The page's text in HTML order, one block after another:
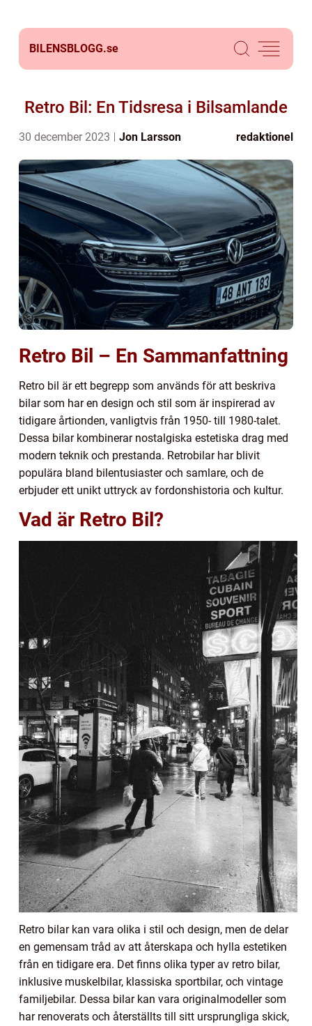
BILENSBLOGG.se
Retro Bil: En Tidsresa i Bilsamlande
30 december 2023 Jon Larsson redaktionel
Retro Bil – En Sammanfattning
Retro bil är ett begrepp som används för att beskriva
bilar som har en design och stil som är inspirerad av
tidigare årtionden, vanligtvis från 1950- till 1980-talet.
Dessa bilar kombinerar nostalgiska estetiska drag med
modern teknik och prestanda. Retrobilar har blivit
populära bland bilentusiaster och samlare, och de
erbjuder ett unikt uttryck av fordonshistoria och kultur.
Vad är Retro Bil?
Retro bilar kan vara olika i stil och design, men de delar
en gemensam tråd av att återskapa och hylla estetiken
från en tidigare era. Det finns olika typer av retro bilar,
inklusive muskelbilar, klassiska sportbilar, och vintage
familjebilar. Dessa bilar kan vara originalmodeller som
har renoverats och återställts till sitt ursprungliga skick,